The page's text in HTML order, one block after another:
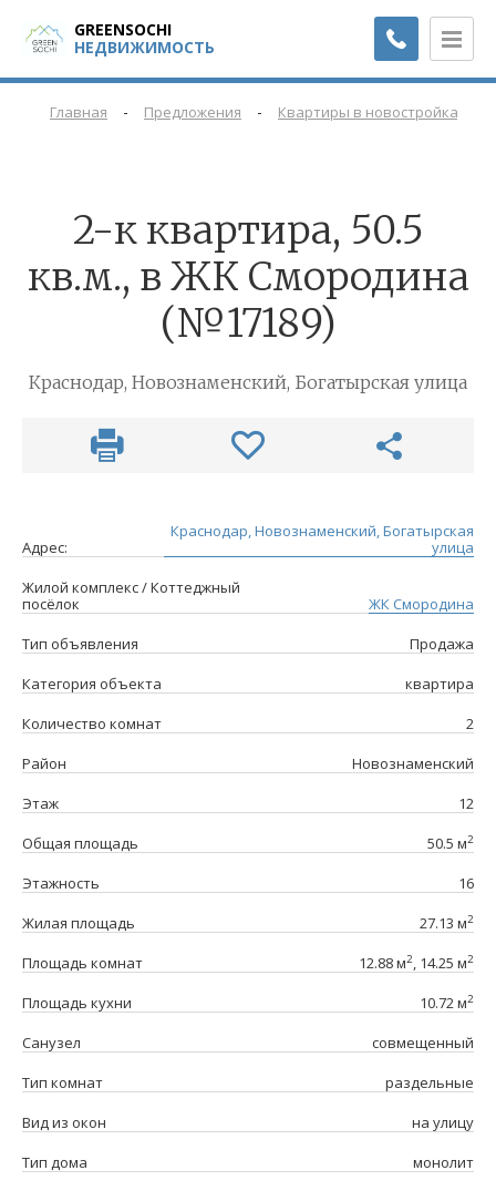
GREENSOCHI
НЕДВИЖИМОСТЬ
Главная - Предложения - Квартиры в новостройках
2-к квартира, 50.5
кв.м., в ЖК Смородина
(№17189)
Краснодар, Новознаменский, Богатырская улица
Адрес:
Краснодар, Новознаменский, Богатырская
улица
Жилой комплекс / Коттеджный
посёлок
ЖК Смородина
Тип объявления
Продажа
Категория объекта
квартира
Количество комнат
2
Район
Новознаменский
Этаж
12
Общая площадь
50.5 м2
Этажность
16
Жилая площадь
27.13 м2
Площадь комнат 12.88 м2, 14.25 м2
Площадь кухни 10.72 м2
Санузел
совмещенный
Тип комнат
раздельные
Вид из окон
на улицу
Тип дома
монолит